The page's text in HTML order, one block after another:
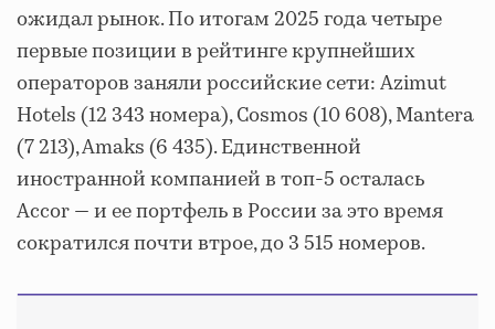
ожидал рынок. По итогам 2025 года четыре
первые позиции в рейтинге крупнейших
операторов заняли российские сети: Azimut
Hotels (12 343 номера), Cosmos (10 608), Mantera
(7 213), Amaks (6 435). Единственной
иностранной компанией в топ-5 осталась
Accor — и ее портфель в России за это время
сократился почти втрое, до 3 515 номеров.